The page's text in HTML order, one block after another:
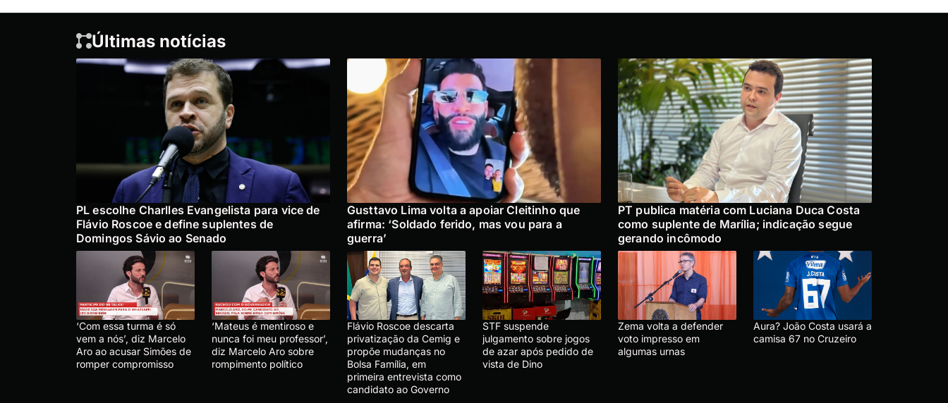
Últimas notícias
PL escolhe Charlles Evangelista para vice de
Flávio Roscoe e define suplentes de
Domingos Sávio ao Senado
Gusttavo Lima volta a apoiar Cleitinho que
afirma: ‘Soldado ferido, mas vou para a
guerra’
PT publica matéria com Luciana Duca Costa
como suplente de Marília; indicação segue
gerando incômodo
‘Com essa turma é só
vem a nós’, diz Marcelo
Aro ao acusar Simões de
romper compromisso
‘Mateus é mentiroso e
nunca foi meu professor’,
diz Marcelo Aro sobre
rompimento político
Flávio Roscoe descarta
privatização da Cemig e
propõe mudanças no
Bolsa Família, em
primeira entrevista como
candidato ao Governo
STF suspende
julgamento sobre jogos
de azar após pedido de
vista de Dino
Zema volta a defender
voto impresso em
algumas urnas
Aura? João Costa usará a
camisa 67 no Cruzeiro